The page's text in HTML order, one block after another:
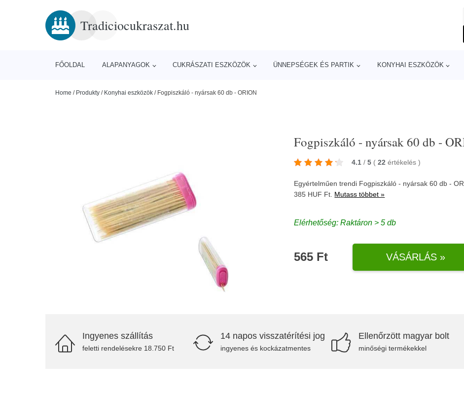
Tradiciocukraszat.hu
FŐOLDAL ALAPANYAGOK CUKRÁSZATI ESZKÖZÖK ÜNNEPSÉGEK ÉS PARTIK KONYHAI ESZKÖZÖK
Home / Produkty / Konyhai eszközök / Fogpiszkáló - nyársak 60 db - ORION
Fogpiszkáló - nyársak 60 db -
4.1 / 5 ( 22 értékelés)
Egyértelműen trendi Fogpiszkáló - nyársak 60 db -
385 HUF Ft. Mutass többet »
Elérhetőség: Raktáron > 5 db
565 Ft VÁSÁRLÁS »
Ingyenes szállítás
feletti rendelésekre 18.750 Ft
14 napos visszatérítési jog
ingyenes és kockázatmentes
Ellenőrzött magyar bolt
minőségi termékekkel